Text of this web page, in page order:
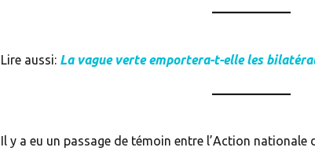
Lire aussi: La vague verte emportera-t-elle les
Il y a eu un passage de témoin entre l’Action nationale